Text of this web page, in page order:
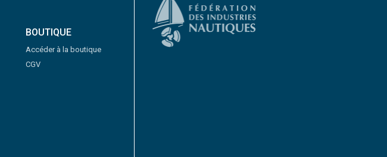
BOUTIQUE
Accéder à la boutique
CGV